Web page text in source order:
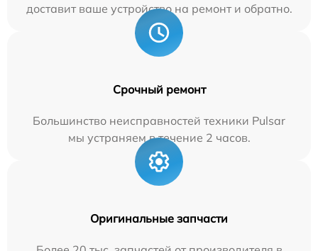
доставит ваше устройство на ремонт и обратно.
Срочный ремонт
Большинство неисправностей техники Pulsar
мы устраняем в течение 2 часов.
Оригинальные запчасти